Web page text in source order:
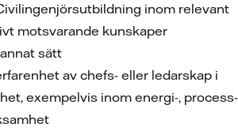
inom relevant
motsvarande kunskaper
sätt
av chefs- eller ledarskap i
exempelvis inom energi-, process-